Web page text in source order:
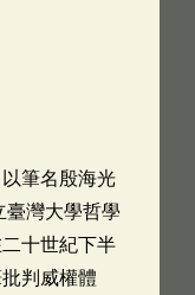
筆名殷海光
臺灣大學哲學
十世紀下半
判威權體